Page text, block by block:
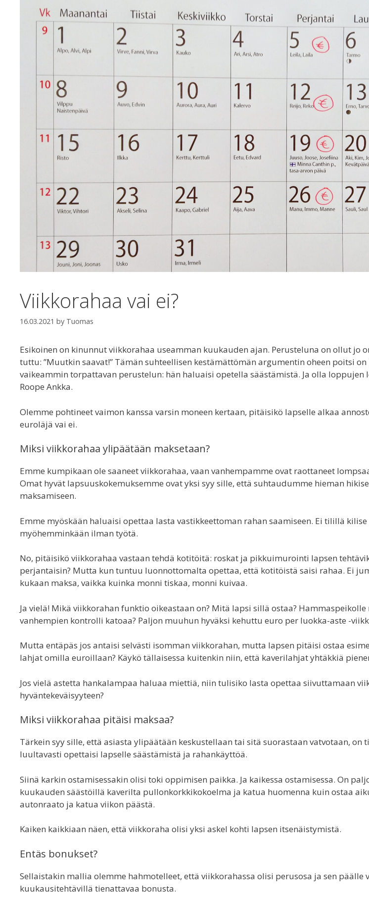
Viikkorahaa vai ei?
16.03.2021 by Tuomas
Esikoinen on kinunnut viikkorahaa useamman kuukauden ajan. Perusteluna on ollut jo
tuttu: ”Muutkin saavat!” Tämän suhteellisen kestämättömän argumentin oheen poitsi
vaikeammin torpattavan perustelun: hän haluaisi opetella säästämistä. Ja olla loppujen
Roope Ankka.
Olemme pohtineet vaimon kanssa varsin moneen kertaan, pitäisikö lapselle alkaa
euroläjä vai ei.
Miksi viikkorahaa ylipäätään maksetaan?
Emme kumpikaan ole saaneet viikkorahaa, vaan vanhempamme ovat raottaneet
Omat hyvät lapsuuskokemuksemme ovat yksi syy sille, että suhtaudumme hieman
maksamiseen.
Emme myöskään haluaisi opettaa lasta vastikkeettoman rahan saamiseen. Ei tilillä kilise
myöhemminkään ilman työtä.
No, pitäisikö viikkorahaa vastaan tehdä kotitöitä: roskat ja pikkuimurointi lapsen
perjantaisin? Mutta kun tuntuu luonnottomalta opettaa, että kotitöistä saisi rahaa. Ei
kukaan maksa, vaikka kuinka monni tiskaa, monni kuivaa.
Ja vielä! Mikä viikkorahan funktio oikeastaan on? Mitä lapsi sillä ostaa?
vanhempien kontrolli katoaa? Paljon muuhun hyväksi kehuttu euro per luokka-aste -
Mutta entäpäs jos antaisi selvästi isomman viikkorahan, mutta lapsen pitäisi ostaa
lahjat omilla euroillaan? Käykö tällaisessa kuitenkin niin, että kaverilahjat yhtäkkiä
Jos vielä astetta hankalampaa haluaa miettiä, niin tulisiko lasta opettaa siivuttamaan
hyväntekeväisyyteen?
Miksi viikkorahaa pitäisi maksaa?
Tärkein syy sille, että asiasta ylipäätään keskustellaan tai sitä suorastaan vatvotaan, on
luultavasti opettaisi lapselle säästämistä ja rahankäyttöä.
Siinä karkin ostamisessakin olisi toki oppimisen paikka. Ja kaikessa ostamisessa. On
kuukauden säästöillä kaverilta pullonkorkkikokoelma ja katua huomenna kuin ostaa
autonraato ja katua viikon päästä.
Kaiken kaikkiaan näen, että viikkoraha olisi yksi askel kohti lapsen itsenäistymistä.
Entäs bonukset?
Sellaistakin mallia olemme hahmotelleet, että viikkorahassa olisi perusosa ja sen päälle
kuukausitehtävillä tienattavaa bonusta.